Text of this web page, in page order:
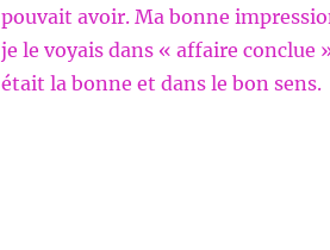
pouvait avoir. Ma bonne
je le voyais dans « affaire conclue
était la bonne et dans le bon sens.